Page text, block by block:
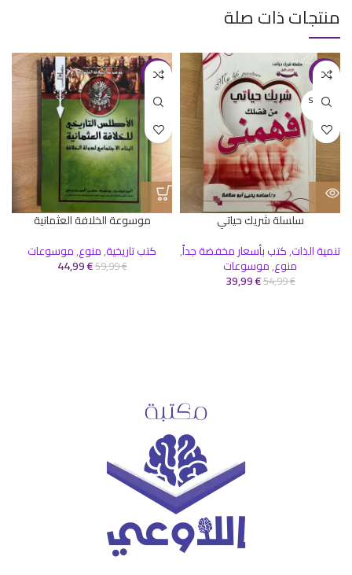
منتجات ذات صلة
-27%
SOLD O
UT
سلسلة شريك حياتي
تنمية الذات,كتب بأسعار مخفضة جداً,
منوع,موسوعات
54,99€
39,99€
-25%
موسوعة الخلافة العثمانية
كتب تاريخية,منوع,موسوعات
59,99€
44,99€